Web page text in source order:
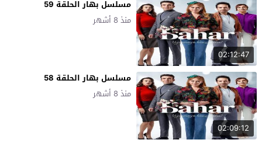
02:12:47
مسلسل بهار الحلقة 59
منذ 8 أشهر
02:09:12
مسلسل بهار الحلقة 58
منذ 8 أشهر